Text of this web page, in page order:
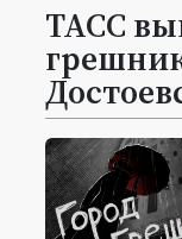
ТАСС